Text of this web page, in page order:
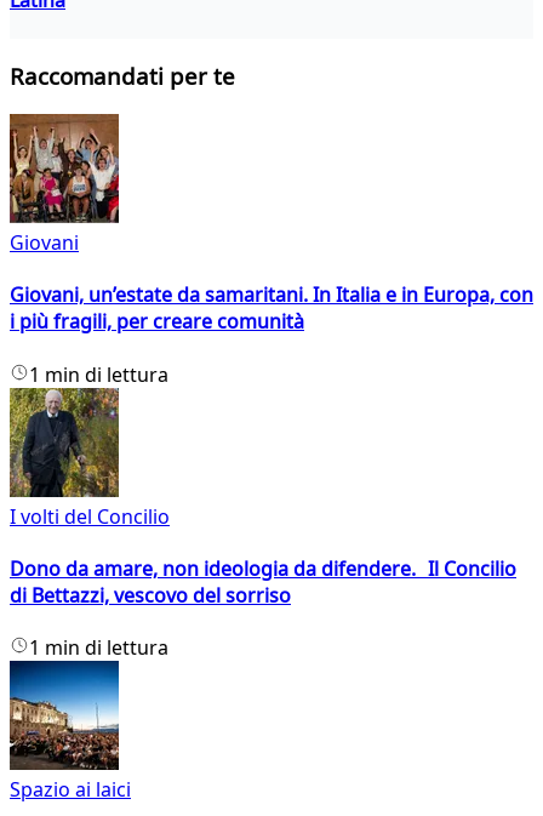
Raccomandati per te
Giovani
Giovani, un’estate da samaritani. In Italia e in Europa, con
i più fragili, per creare comunità
1 min di lettura
I volti del Concilio
Dono da amare, non ideologia da difendere. Il Concilio
di Bettazzi, vescovo del sorriso
1 min di lettura
Spazio ai laici